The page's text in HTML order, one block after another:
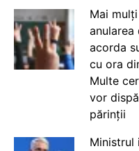
Mai
anularea
acorda
cu ora
Multe
vor
părinții
Ministrul